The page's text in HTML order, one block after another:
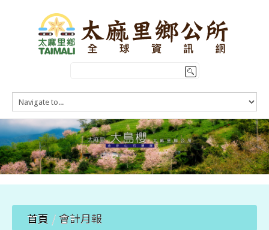
HOME
訊息公告
本鄉簡介
公所介紹
觀光導覽
便民服務
首頁 / 會計月報